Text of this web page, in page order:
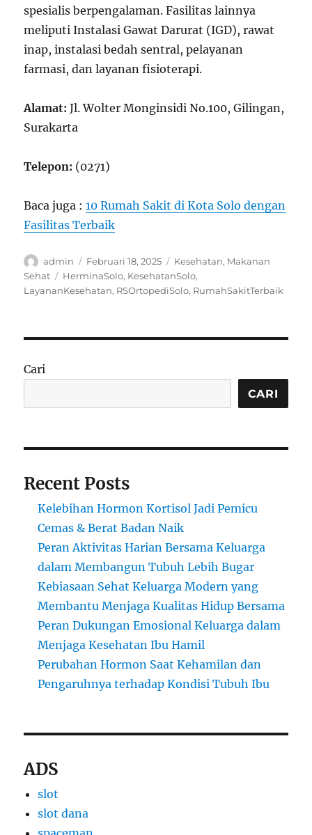
spesialis berpengalaman. Fasilitas lainnya
meliputi Instalasi Gawat Darurat (IGD), rawat
inap, instalasi bedah sentral, pelayanan
farmasi, dan layanan fisioterapi.
Alamat: Jl. Wolter Monginsidi No.100, Gilingan,
Surakarta
Telepon: (0271)
Baca juga :10 Rumah Sakit di Kota Solo dengan
Fasilitas Terbaik
Author
admin
Posted
on
Februari 18, 2025 Categories
Kesehatan, Makanan
Sehat
Tags
HerminaSolo, KesehatanSolo,
LayananKesehatan, RSOrtopediSolo, RumahSakitTerbaik
Cari
CARI
Recent Posts
Kelebihan Hormon Kortisol Jadi Pemicu
Cemas & Berat Badan Naik
Peran Aktivitas Harian Bersama Keluarga
dalam Membangun Tubuh Lebih Bugar
Kebiasaan Sehat Keluarga Modern yang
Membantu Menjaga Kualitas Hidup Bersama
Peran Dukungan Emosional Keluarga dalam
Menjaga Kesehatan Ibu Hamil
Perubahan Hormon Saat Kehamilan dan
Pengaruhnya terhadap Kondisi Tubuh Ibu
ADS
slot
slot dana